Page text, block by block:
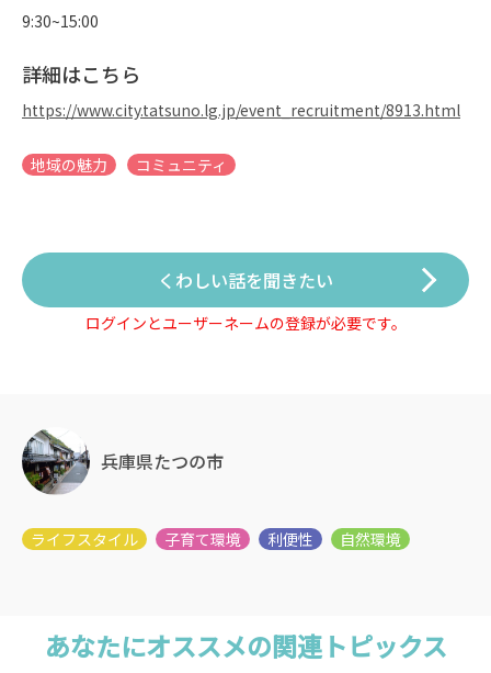
9:30~15:00
詳細はこちら
https://www.city.tatsuno.lg.jp/event_recruitment/8913.html
地域の魅力 コミュニティ
くわしい話を聞きたい
ログインとユーザーネームの登録が必要です。
兵庫県たつの市
あなたにオススメの関連トピックス